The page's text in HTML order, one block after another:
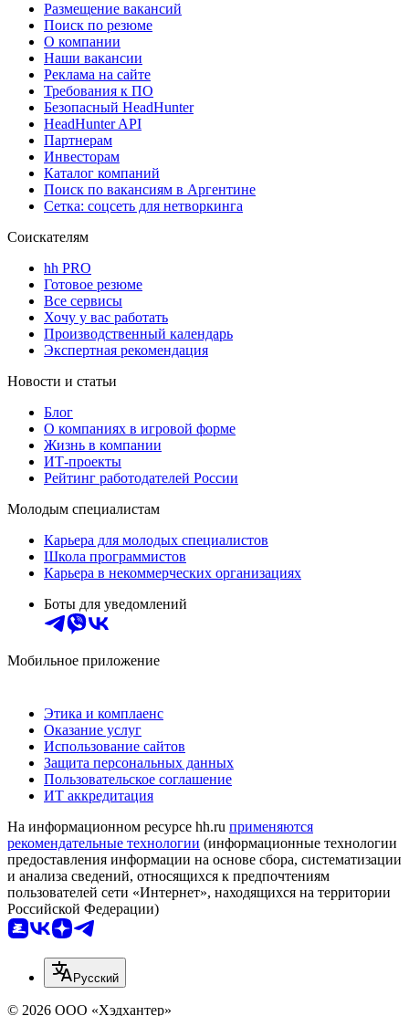
Размещение вакансий
Поиск по резюме
О компании
Наши вакансии
Реклама на сайте
Требования к ПО
Безопасный HeadHunter
HeadHunter API
Партнерам
Инвесторам
Каталог компаний
Поиск по вакансиям в Аргентине
Сетка: соцсеть для нетворкинга
Соискателям
hh PRO
Готовое резюме
Все сервисы
Хочу у вас работать
Производственный календарь
Экспертная рекомендация
Новости и статьи
Блог
О компаниях в игровой форме
Жизнь в компании
ИТ-проекты
Рейтинг работодателей России
Молодым специалистам
Карьера для молодых специалистов
Школа программистов
Карьера в некоммерческих организациях
Боты для уведомлений
Мобильное приложение
Этика и комплаенс
Оказание услуг
Использование сайтов
Защита персональных данных
Пользовательское соглашение
ИТ аккредитация
На информационном ресурсе hh.ru применяются
рекомендательные технологии (информационные технологии
предоставления информации на основе сбора, систематизации
и анализа сведений, относящихся к предпочтениям
пользователей сети «Интернет», находящихся на территории
Российской Федерации)
Русский
© 2026 ООО «Хэдхантер»